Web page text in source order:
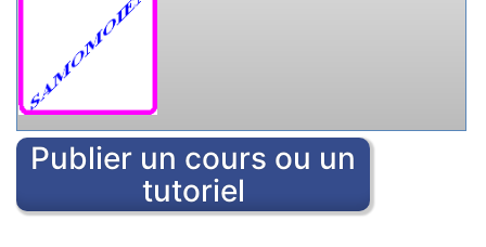
Publier un cours ou un
tutoriel